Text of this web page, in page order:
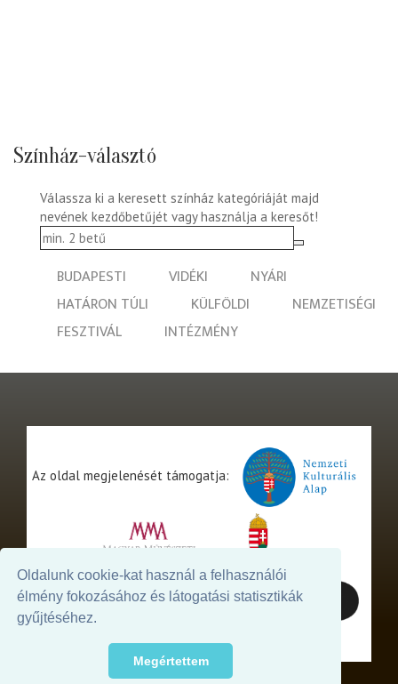
Oldalunk cookie-kat használ a felhasználói
élmény fokozásához és látogatási statisztikák
gyűjtéséhez.
Megértettem
Színház-választó
Válassza ki a keresett színház kategóriáját majd
nevének kezdőbetűjét vagy használja a keresőt!
BUDAPESTI VIDÉKI
NYÁRI
HATÁRON TÚLI
KÜLFÖLDI
NEMZETISÉGI
FESZTIVÁL
INTÉZMÉNY
Az oldal megjelenését támogatja: